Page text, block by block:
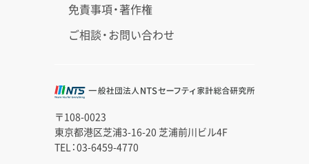
免責事項・著作権
ご相談・お問い合わせ
〒108-0023
東京都港区芝浦3-16-20 芝浦前川ビル4F
TEL：03-6459-4770